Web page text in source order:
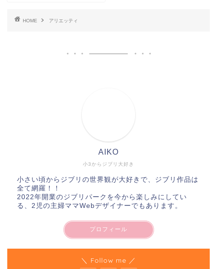
HOME アリエッティ
小3からジブリ大好き
AIKO
小さい頃からジブリの世界観が大好きで、ジブリ作品は
全て網羅！！
2022年開業のジブリパークを今から楽しみにしてい
る、2児の主婦ママWebデザイナーでもあります。
プロフィール
＼ Follow me ／